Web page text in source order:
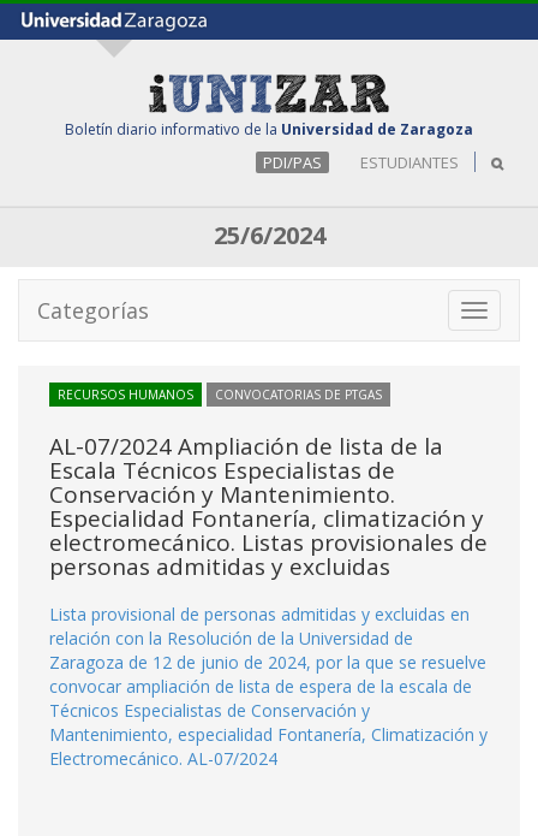
Boletín diario informativo de la Universidad de Zaragoza
PDI/PAS ESTUDIANTES
25/6/2024
Toggle
Categorías
RECURSOS HUMANOS CONVOCATORIAS DE PTGAS
AL-07/2024 Ampliación de lista de la
Escala Técnicos Especialistas de
Conservación y Mantenimiento.
Especialidad Fontanería, climatización y
electromecánico. Listas provisionales de
personas admitidas y excluidas
Lista provisional de personas admitidas y excluidas en
relación con la Resolución de la Universidad de
Zaragoza de 12 de junio de 2024, por la que se resuelve
convocar ampliación de lista de espera de la escala de
Técnicos Especialistas de Conservación y
Mantenimiento, especialidad Fontanería, Climatización y
Electromecánico. AL-07/2024